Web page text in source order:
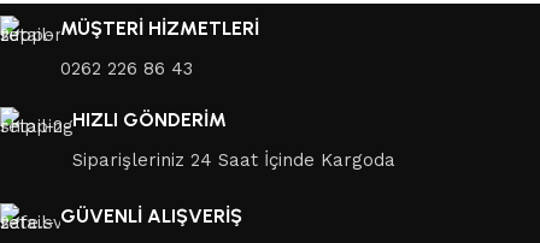
MÜŞTERİ HİZMETLERİ
0262 226 86 43
HIZLI GÖNDERİM
Siparişleriniz 24 Saat İçinde Kargoda
GÜVENLİ ALIŞVERİŞ